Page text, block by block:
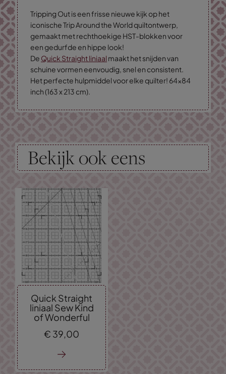
Tripping Out is een frisse nieuwe kijk op het
iconische Trip Around the World quiltontwerp,
gemaakt met rechthoekige HST-blokken voor
een gedurfde en hippe look!
De Quick Straight liniaal maakt het snijden van
schuine vormen eenvoudig, snel en consistent.
Het perfecte hulpmiddel voor elke quilter! 64x84
inch (163 x 213 cm).
Bekijk ook eens
Quick Straight
liniaal Sew Kind
of Wonderful
€ 39,00